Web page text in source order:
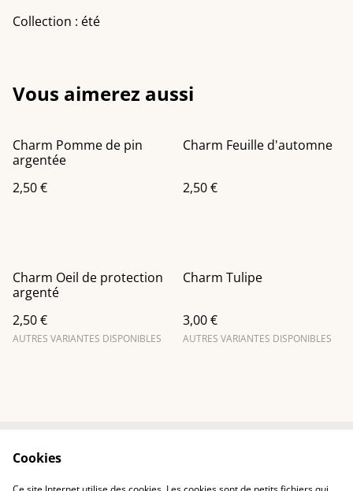
Collection : été
Vous aimerez aussi
Charm Pomme de pin
argentée
2,50 €
Charm Feuille d'automne
2,50 €
Charm Oeil de protection
argenté
2,50 €
AUTRES VARIANTES DISPONIBLES
Charm Tulipe
3,00 €
AUTRES VARIANTES DISPONIBLES
Politique de
Politique de cookies
Cookies